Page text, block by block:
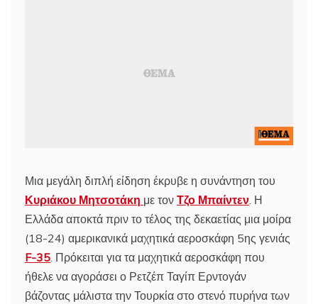
Μια μεγάλη διπλή είδηση έκρυβε η συνάντηση του
Κυριάκου Μητσοτάκη με τον Τζο Μπαίντεν. Η
Ελλάδα αποκτά πριν το τέλος της δεκαετίας μια μοίρα
(18-24) αμερικανικά μαχητικά αεροσκάφη 5ης γενιάς
F-35. Πρόκειται για τα μαχητικά αεροσκάφη που
ήθελε να αγοράσει ο Ρετζέπ Ταγίπ Ερντογάν
βάζοντας μάλιστα την Τουρκία στο στενό πυρήνα των